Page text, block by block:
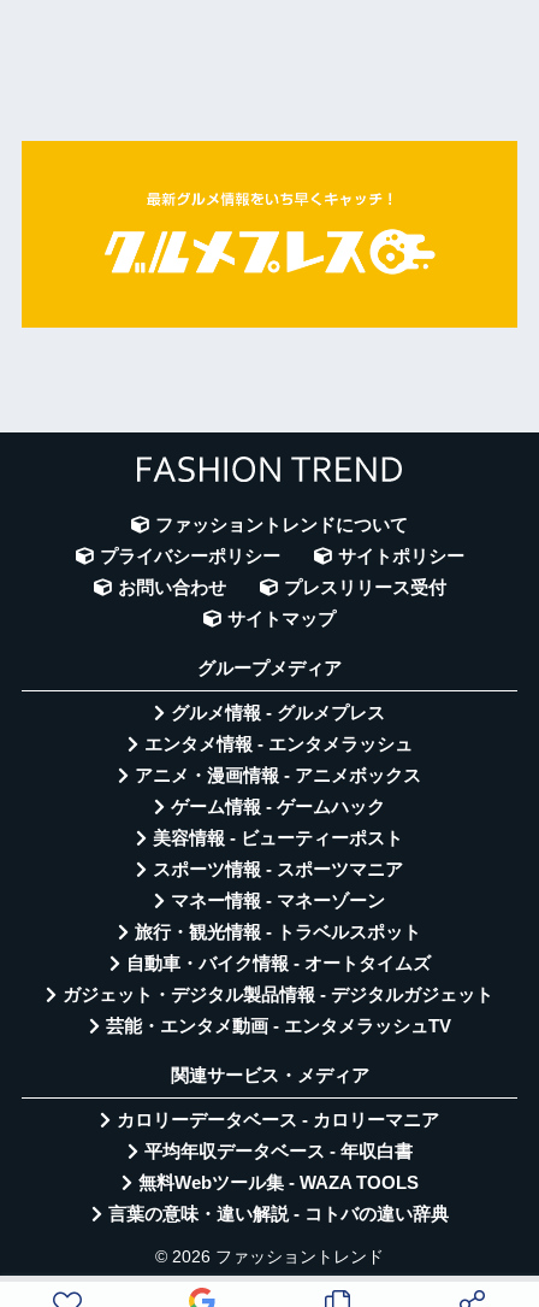
ファッショントレンドについて
プライバシーポリシー
サイトポリシー
お問い合わせ
プレスリリース受付
サイトマップ
グループメディア
グルメ情報 - グルメプレス
エンタメ情報 - エンタメラッシュ
アニメ・漫画情報 - アニメボックス
ゲーム情報 - ゲームハック
美容情報 - ビューティーポスト
スポーツ情報 - スポーツマニア
マネー情報 - マネーゾーン
旅行・観光情報 - トラベルスポット
自動車・バイク情報 - オートタイムズ
ガジェット・デジタル製品情報 - デジタルガジェット
芸能・エンタメ動画 - エンタメラッシュTV
関連サービス・メディア
カロリーデータベース - カロリーマニア
平均年収データベース - 年収白書
無料Webツール集 - WAZA TOOLS
言葉の意味・違い解説 - コトバの違い辞典
© 2026 ファッショントレンド